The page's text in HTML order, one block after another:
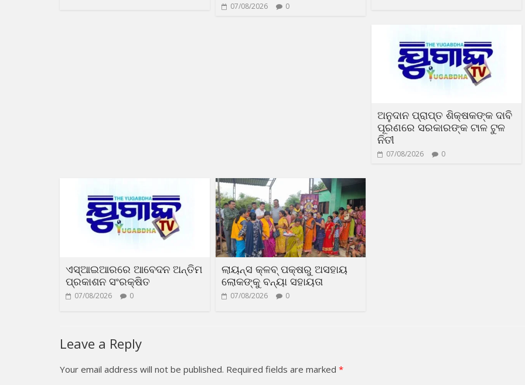
07/08/2026 0
ଅନୁଦାନ ପ୍ରାପ୍ତ ଶିକ୍ଷକଙ୍କ ଦାବି
ପୂରଣରେ ସରକାରଙ୍କ ଟାଳ ଟୁଳ
ନିତୀ
07/08/2026 0
ଏସ୍‌ଆଇଆରରେ ଆବେଦନ ଅନ୍ତିମ
ପ୍ରକାଶନ ସଂରକ୍ଷିତ
07/08/2026 0
ଲାୟନ୍ସ କ୍ଳବ୍ ପକ୍ଷରୁ ଅସହାୟ
ଲୋକଙ୍କୁ ବନ୍ୟା ସହାୟତା
07/08/2026 0
Leave a Reply
Your email address will not be published. Required fields are marked *